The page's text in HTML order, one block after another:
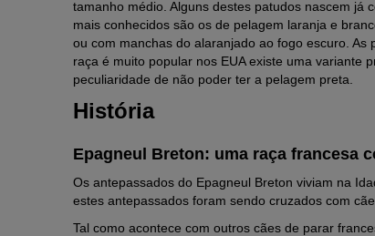
tamanho médio. Alguns destes patudos nascem já
mais conhecidos são os de pelagem laranja e
ou com manchas do alaranjado ao fogo escuro.
raça é muito popular nos EUA existe uma variante
peculiaridade de não poder ter a pelagem preta.
História
Epagneul Breton: uma raça francesa
Os antepassados do Epagneul Breton viviam na
estes antepassados foram sendo cruzados com
Tal como acontece com outros cães de parar